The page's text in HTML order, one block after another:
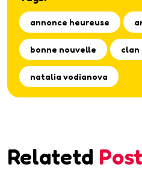
annonce heureuse
bonne nouvelle clan
natalia vodianova
Relatetd Post